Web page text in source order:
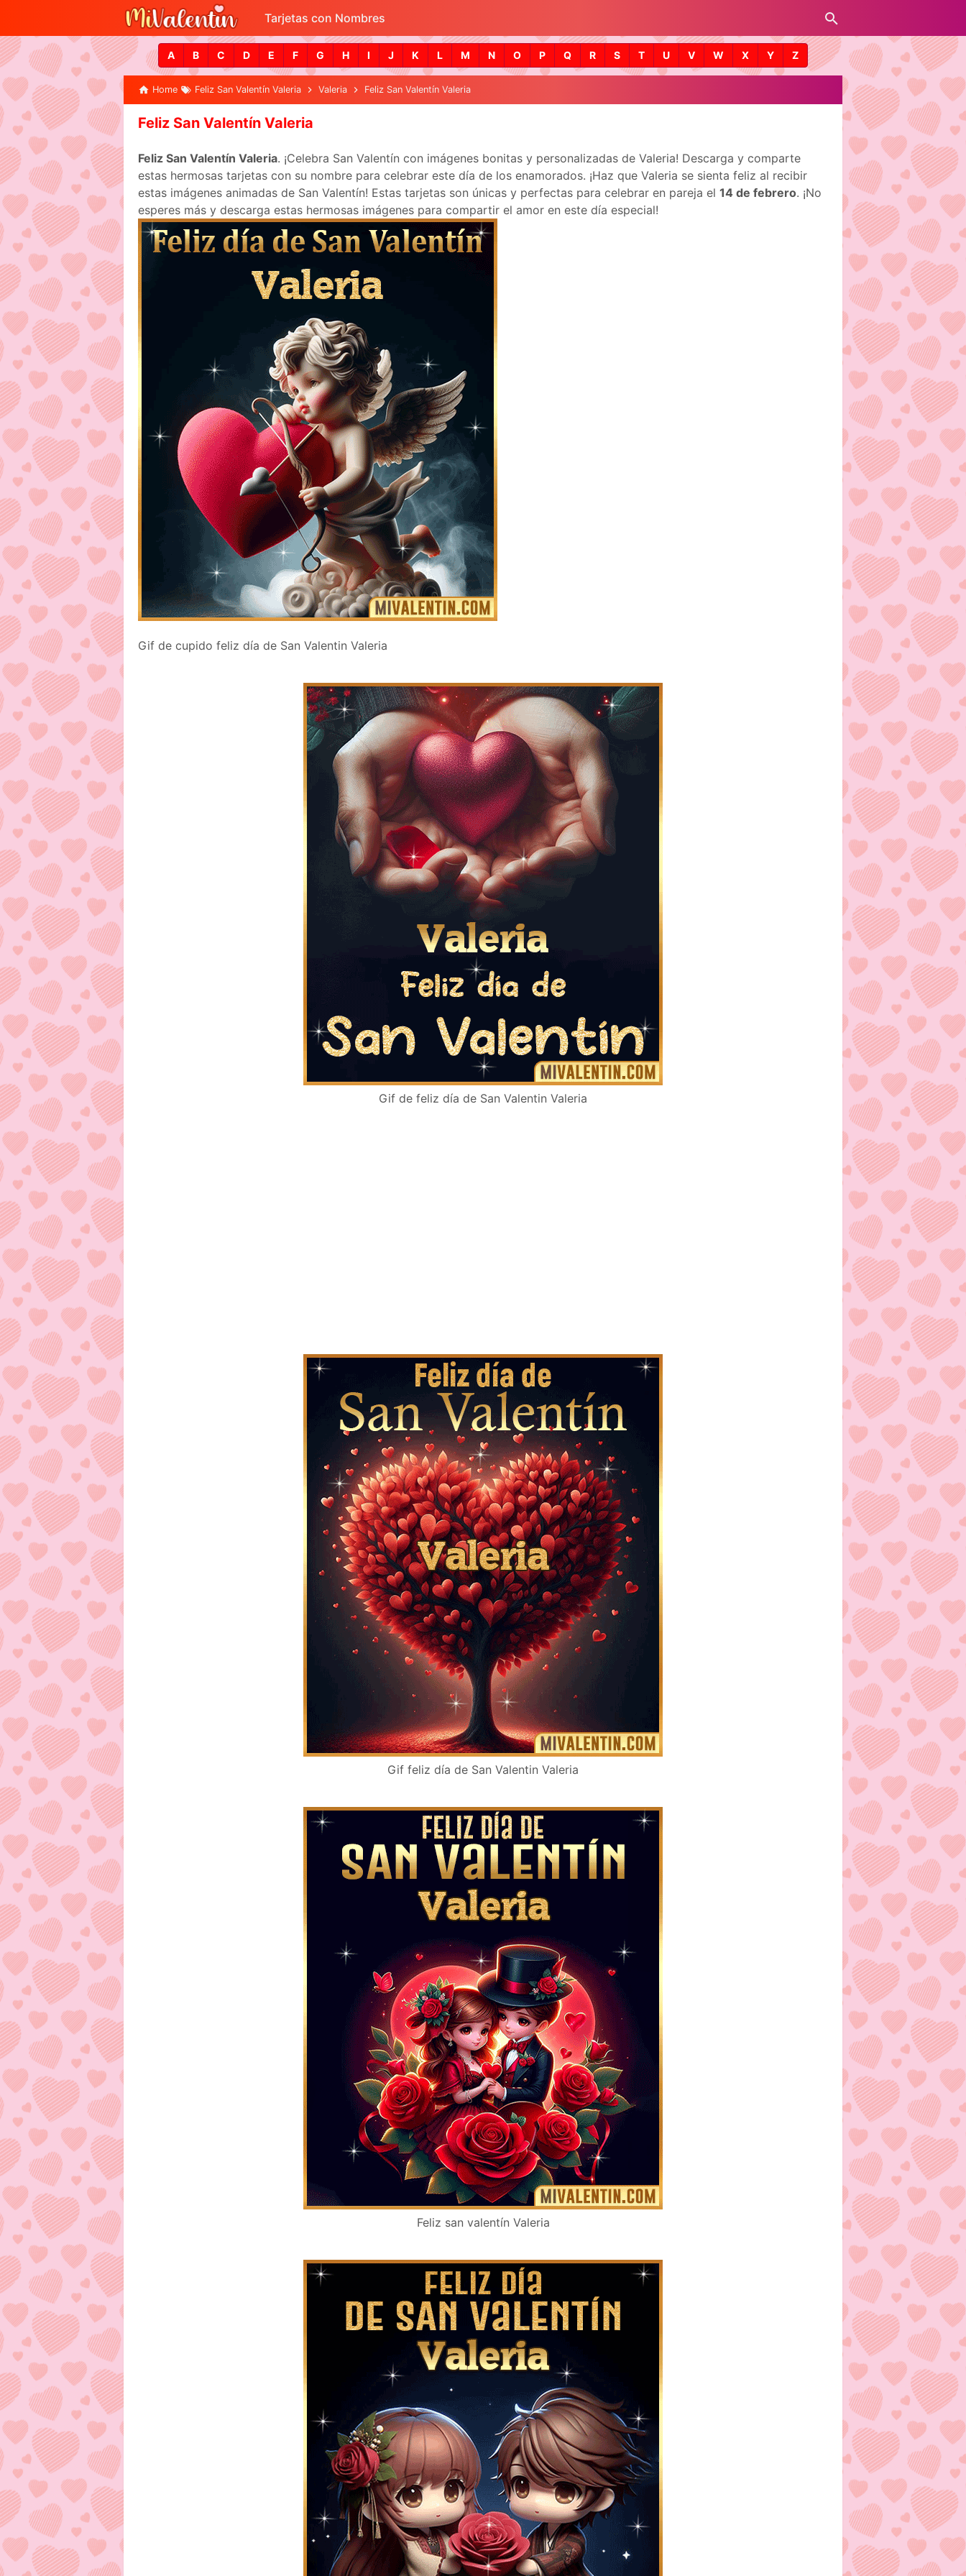
Tarjetas con Nombres
A B C D E F G H I J K L M N O P Q R S T U V W X Y Z
Home Feliz San Valentín Valeria Valeria Feliz San Valentín Valeria
Feliz San Valentín Valeria
Feliz San Valentín Valeria. ¡Celebra San Valentín con imágenes bonitas y personalizadas de Valeria! Descarga y comparte
estas hermosas tarjetas con su nombre para celebrar este día de los enamorados. ¡Haz que Valeria se sienta feliz al recibir
estas imágenes animadas de San Valentín! Estas tarjetas son únicas y perfectas para celebrar en pareja el 14 de febrero. ¡No
esperes más y descarga estas hermosas imágenes para compartir el amor en este día especial!
Gif de cupido feliz día de San Valentin Valeria
Gif de feliz día de San Valentin Valeria
Gif feliz día de San Valentin Valeria
Feliz san valentín Valeria